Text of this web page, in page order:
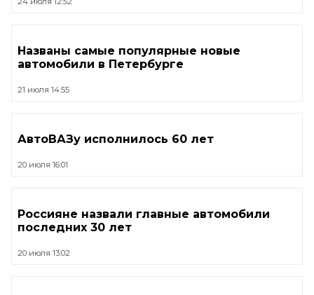
Названы самые популярные новые
автомобили в Петербурге
21 июля 14:55
АвтоВАЗу исполнилось 60 лет
20 июля 16:01
Россияне назвали главные автомобили
последних 30 лет
20 июля 13:02